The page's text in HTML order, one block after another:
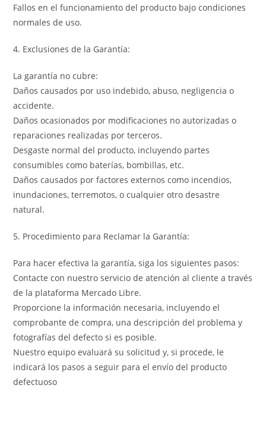
Fallos en el funcionamiento del producto bajo condiciones
normales de uso.
4. Exclusiones de la Garantía:
La garantía no cubre:
Daños causados por uso indebido, abuso, negligencia o
accidente.
Daños ocasionados por modificaciones no autorizadas o
reparaciones realizadas por terceros.
Desgaste normal del producto, incluyendo partes
consumibles como baterías, bombillas, etc.
Daños causados por factores externos como incendios,
inundaciones, terremotos, o cualquier otro desastre
natural.
5. Procedimiento para Reclamar la Garantía:
Para hacer efectiva la garantía, siga los siguientes pasos:
Contacte con nuestro servicio de atención al cliente a través
de la plataforma Mercado Libre.
Proporcione la información necesaria, incluyendo el
comprobante de compra, una descripción del problema y
fotografías del defecto si es posible.
Nuestro equipo evaluará su solicitud y, si procede, le
indicará los pasos a seguir para el envío del producto
defectuoso